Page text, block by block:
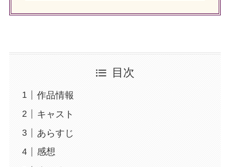
目次
作品情報
キャスト
あらすじ
感想